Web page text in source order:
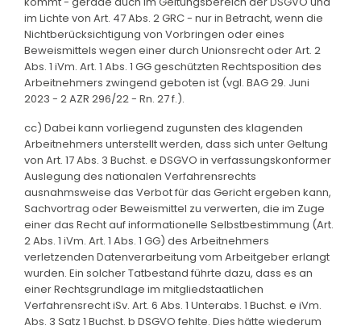
im Lichte von Art. 47 Abs. 2 GRC - nur in Betracht, wenn die
Nichtberücksichtigung von Vorbringen oder eines
Beweismittels wegen einer durch Unionsrecht oder Art. 2
Abs. 1 iVm. Art. 1 Abs. 1 GG geschützten Rechtsposition des
Arbeitnehmers zwingend geboten ist (vgl. BAG 29. Juni
2023 - 2 AZR 296/22 - Rn. 27 f.).
cc) Dabei kann vorliegend zugunsten des klagenden
Arbeitnehmers unterstellt werden, dass sich unter Geltung
von Art. 17 Abs. 3 Buchst. e DSGVO in verfassungskonformer
Auslegung des nationalen Verfahrensrechts
ausnahmsweise das Verbot für das Gericht ergeben kann,
Sachvortrag oder Beweismittel zu verwerten, die im Zuge
einer das Recht auf informationelle Selbstbestimmung (Art.
2 Abs. 1 iVm. Art. 1 Abs. 1 GG) des Arbeitnehmers
verletzenden Datenverarbeitung vom Arbeitgeber erlangt
wurden. Ein solcher Tatbestand führte dazu, dass es an
einer Rechtsgrundlage im mitgliedstaatlichen
Verfahrensrecht iSv. Art. 6 Abs. 1 Unterabs. 1 Buchst. e iVm.
Abs. 3 Satz 1 Buchst. b DSGVO fehlte. Dies hätte wiederum